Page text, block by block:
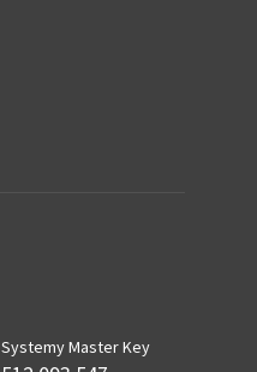
Systemy Master Key